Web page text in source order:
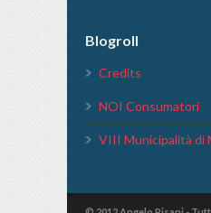
Blogroll
Credits
NOI Consumatori
VIII Municipalità di